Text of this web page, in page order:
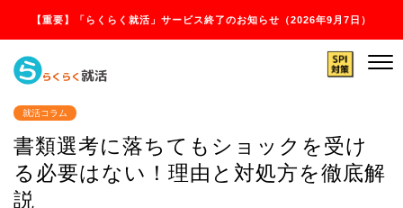
【重要】「らくらく就活」サービス終了のお知らせ（2026年9月7日）
就活コラム
書類選考に落ちてもショックを受け
る必要はない！理由と対処方を徹底解
説